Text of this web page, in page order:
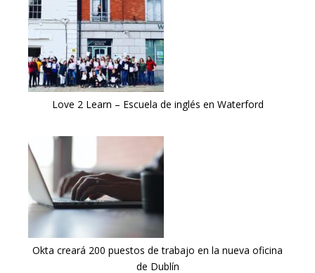
Love 2 Learn – Escuela de inglés en Waterford
Okta creará 200 puestos de trabajo en la nueva oficina
de Dublín